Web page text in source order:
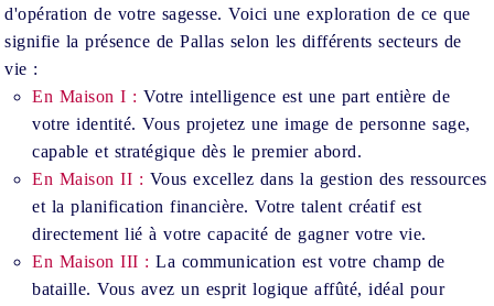
d'opération de votre sagesse. Voici une exploration de ce que
signifie la présence de Pallas selon les différents secteurs de
vie :
En Maison I : Votre intelligence est une part entière de
votre identité. Vous projetez une image de personne sage,
capable et stratégique dès le premier abord.
En Maison II : Vous excellez dans la gestion des ressources
et la planification financière. Votre talent créatif est
directement lié à votre capacité de gagner votre vie.
En Maison III : La communication est votre champ de
bataille. Vous avez un esprit logique affûté, idéal pour